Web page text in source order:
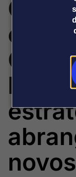
Plataformas
Broadcast
Prêmio